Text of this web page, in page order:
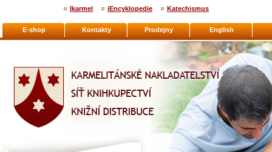
E-shop Kontakty Prodejny English
Ikarmel iEncyklopedie Katechismus